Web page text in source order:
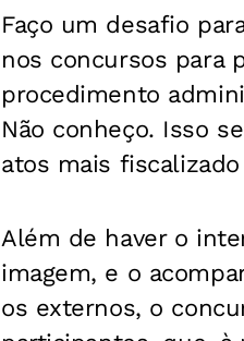
Faço um desafio
nos concursos para
procedimento
Não conheço. Isso
atos mais
Além de haver o
imagem, e o
os externos, o